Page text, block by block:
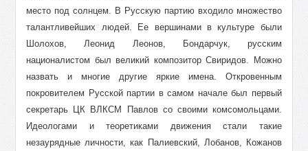
место под солнцем. В Русскую партию входило множество
талантливейших людей. Ее вершинами в культуре были
Шолохов, Леонид Леонов, Бондарчук, русским
националистом был великий композитор Свиридов. Можно
назвать и многие другие яркие имена. Откровенным
покровителем Русской партии в самом начале был первый
секретарь ЦК ВЛКСМ Павлов со своими комсомольцами.
Идеологами и теоретиками движения стали такие
незаурядные личности, как Палиевский, Лобанов, Кожанов